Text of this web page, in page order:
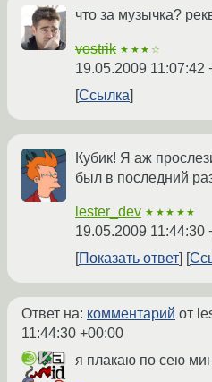
что за музычка?
vostrik ★★★☆
19.05.2009 11:07:42
Ссылка
Кубик! Я аж
был в последний
lester_dev ★★★★★
19.05.2009 11:44:30
Показать ответ
Ответ на: комментарий от
11:44:30 +00:00
я плакаю по сею